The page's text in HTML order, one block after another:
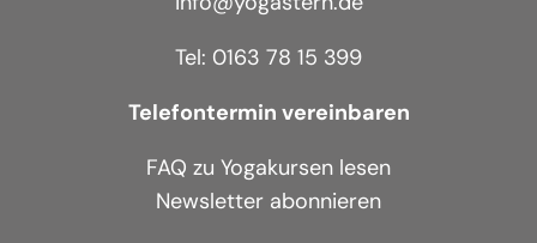
Tel: 0163 78 15 399
Telefontermin vereinbaren
FAQ zu Yogakursen lesen
Newsletter abonnieren